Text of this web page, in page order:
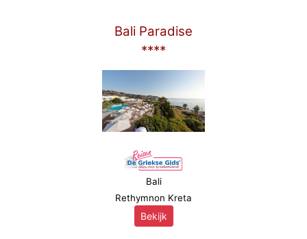
Bali Paradise
****
Bali
Rethymnon Kreta
Bekijk